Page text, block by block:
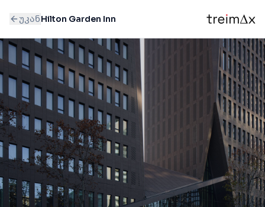
უკანHilton Garden Inn